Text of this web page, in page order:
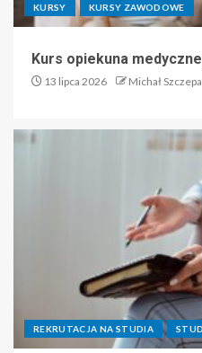
KURSY KURSY ZAWODOWE
Kurs opiekuna
13 lipca 2026 Michał
REKRUTACJA NA STUDIA